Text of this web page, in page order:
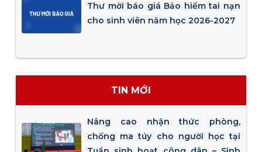
Thư mời báo giá Bảo hiểm tai nạn
cho sinh viên năm học 2026-2027
TIN MỚI
Nâng cao nhận thức phòng,
chống ma túy cho người học tại